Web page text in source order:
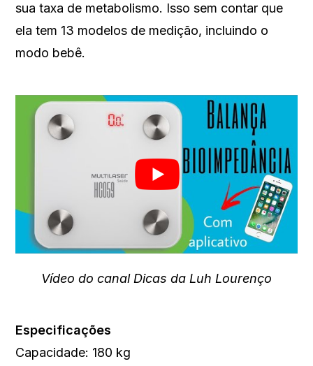
sua taxa de metabolismo. Isso sem contar que
ela tem 13 modelos de medição, incluindo o
modo bebê.
Vídeo do canal Dicas da Luh Lourenço
Especificações
Capacidade: 180 kg